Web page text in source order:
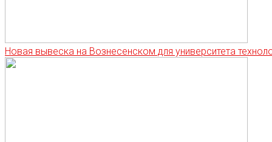
Новая вывеска на Вознесенском для университета